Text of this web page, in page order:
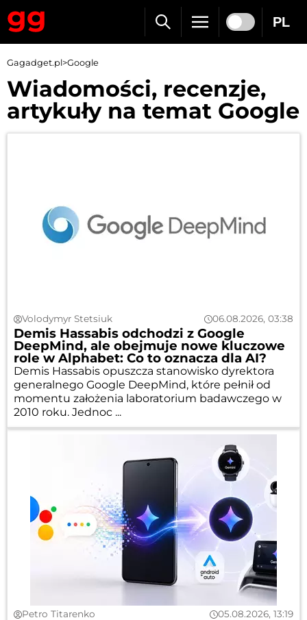
PL
Gagadget.pl>Google
Wiadomości, recenzje,
artykuły na temat Google
Volodymyr Stetsiuk 06.08.2026, 03:38
Demis Hassabis odchodzi z Google
DeepMind, ale obejmuje nowe kluczowe
role w Alphabet: Co to oznacza dla AI?
Demis Hassabis opuszcza stanowisko dyrektora
generalnego Google DeepMind, które pełnił od
momentu założenia laboratorium badawczego w
2010 roku. Jednoc ...
Petro Titarenko 05.08.2026, 13:19